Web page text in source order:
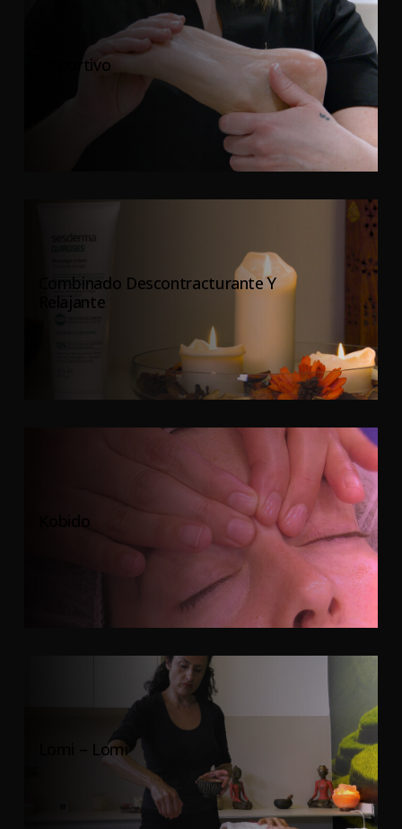
Deportivo
Combinado Descontracturante Y
Relajante
Kobido
Lomi – Lomi